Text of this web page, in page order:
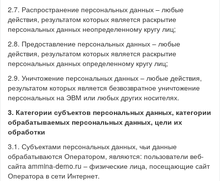
2.7. Распространение персональных данных – любые
действия, результатом которых является раскрытие
персональных данных неопределенному кругу лиц;
2.8. Предоставление персональных данных – любые
действия, результатом которых является раскрытие
персональных данных определенному кругу лиц;
2.9. Уничтожение персональных данных – любые действия,
результатом которых является безвозвратное уничтожение
персональных на ЭВМ или любых других носителях.
3. Категории субъектов персональных данных, категории
обрабатываемых персональных данных, цели их
обработки
3.1. Субъектами персональных данных, чьи данные
обрабатываются Оператором, являются: пользователи веб-
сайта ammina-demo.ru – физические лица, посещающие сайт
Оператора в сети Интернет.